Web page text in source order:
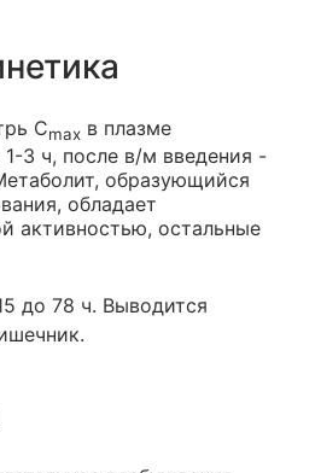
Cmax в плазме
1-3 ч, после в/м введения -
образующийся
обладает
активностью, остальные
до 78 ч. Выводится